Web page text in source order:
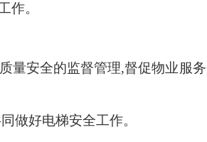
作。
量安全的监督管理,督促物业服
做好电梯安全工作。